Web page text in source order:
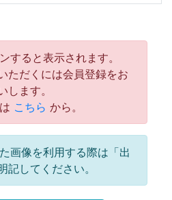
すると表示されます。
ただくには会員登録をお
します。
こちら から。
画像を利用する際は「出
記してください。